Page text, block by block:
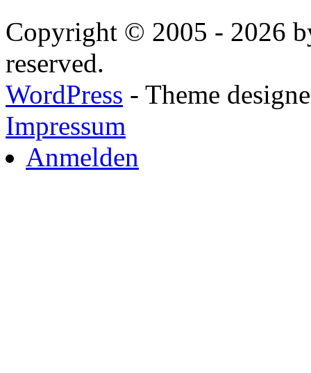
Copyright © 2005 - 2026
reserved.
WordPress - Theme
Impressum
Anmelden